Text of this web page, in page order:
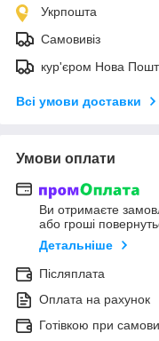
Укрпошта
Самовивіз
кур'єром Нова
Всі умови доставки
Умови оплати
Ви отримаєте
або гроші
Детальніше
Післяплата
Оплата на рахунок
Готівкою при